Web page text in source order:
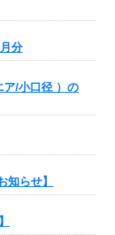
分
ア/小口径 ）の
知らせ】